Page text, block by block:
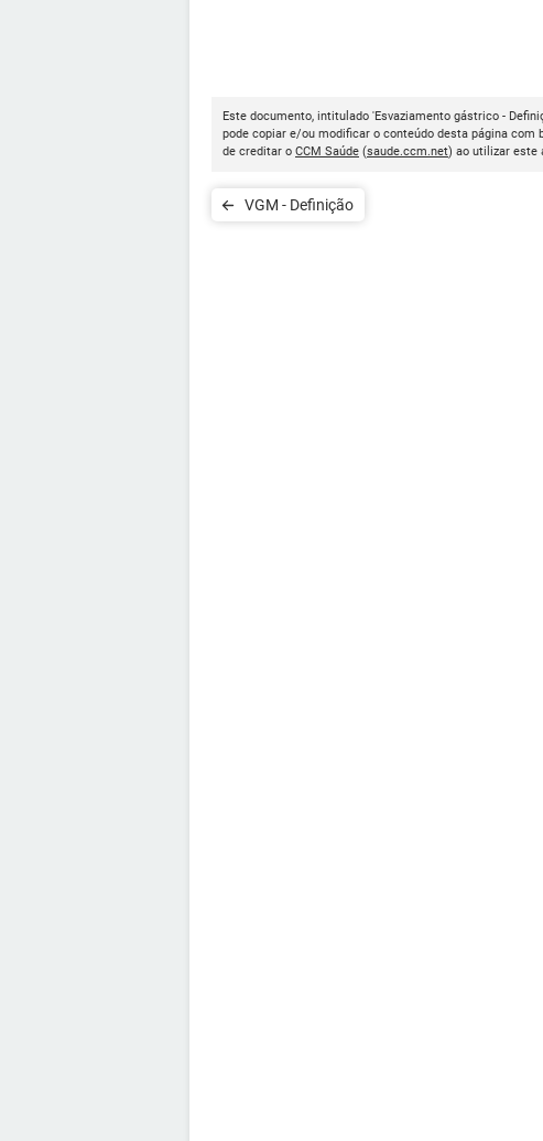
Este documento, intitulado 'Esvaziamento gástrico -
pode copiar e/ou modificar o conteúdo desta página
de creditar o CCM Saúde (saude.ccm.net) ao utilizar este
VGM - Definição